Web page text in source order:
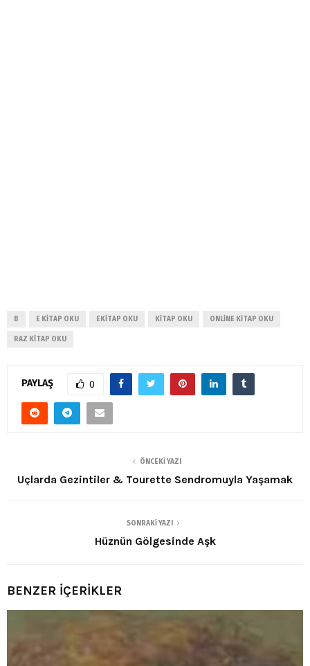
B E KITAP OKU EKITAP OKU KITAP OKU ONLINE KITAP OKU
RAZ KITAP OKU
PAYLAŞ 0
ÖNCEKI YAZI
Uçlarda Gezintiler & Tourette Sendromuyla Yaşamak
SONRAKI YAZI
Hüznün Gölgesinde Aşk
BENZER İÇERİKLER